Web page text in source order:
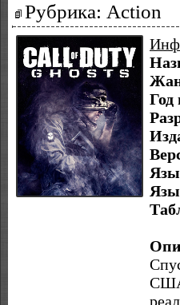
Рубрика: Action
Год
США